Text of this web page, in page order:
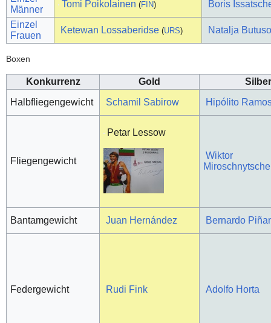
Männer
Tomi Poikolainen (FIN)
Boris
Einzel
Frauen
Ketewan Lossaberidse (URS) Natalja
Boxen
Konkurrenz Gold
Silber
Halbfliegengewicht
Schamil Sabirow Hipólito
Fliegengewicht
Petar Lessow
Wiktor
Bantamgewicht Juan Hernández Bernardo
Federgewicht Rudi Fink Adolfo Horta